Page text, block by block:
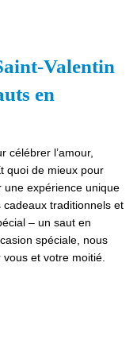
Valentin
en
célébrer l’amour,
quoi de mieux pour
une expérience unique
traditionnels et
– un saut en
spéciale, nous
et votre moitié.